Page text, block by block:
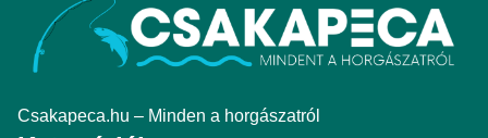
Csakapeca.hu – Minden a horgászatról